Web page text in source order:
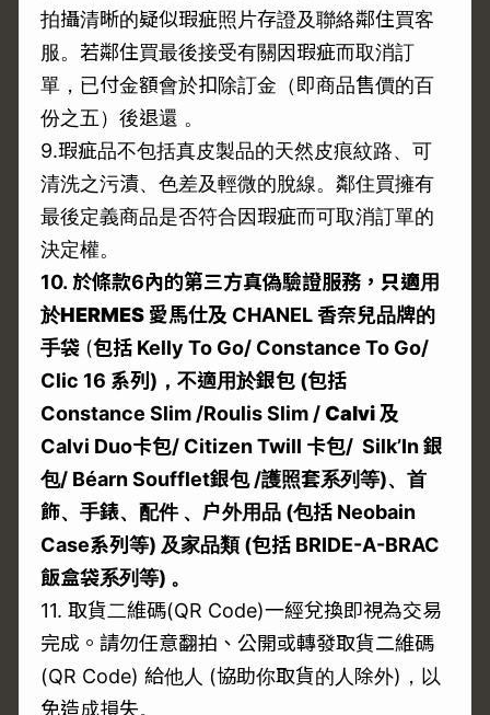
拍攝清晰的疑似瑕疵照片存證及聯絡鄰住買客
服。若鄰住買最後接受有關因瑕疵而取消訂
單，已付金額會於扣除訂金（即商品售價的百
份之五）後退還 。
9.瑕疵品不包括真皮製品的天然皮痕紋路、可
清洗之污漬、色差及輕微的脫線。鄰住買擁有
最後定義商品是否符合因瑕疵而可取消訂單的
決定權。
10. 於條款6內的第三方真偽驗證服務， 只適用
於HERMES 愛馬仕及 CHANEL香奈兒品牌的
手袋 (包括 Kelly To Go/ Constance To Go/
Clic 16 系列) ，不適用於銀包 (包括
Constance Slim/Roulis Slim /Calvi及
Calvi Duo卡包/ Citizen Twill 卡包/ Silk’In銀
包/ Béarn Soufflet銀包 /護照套系列等)、首
飾、手錶、配件、户外用品 (包括 Neobain
Case系列等) 及家品類 (包括 BRIDE-A-BRAC
飯盒袋系列等) 。
11. 取貨二維碼(QR Code)一經兌換即視為交易
完成。請勿任意翻拍、公開或轉發取貨二維碼
(QR Code) 給他人 (協助你取貨的人除外)，以
免造成損失。